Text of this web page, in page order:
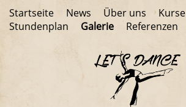
Startseite News Über uns
Kurse
Stundenplan
Galerie Referenzen